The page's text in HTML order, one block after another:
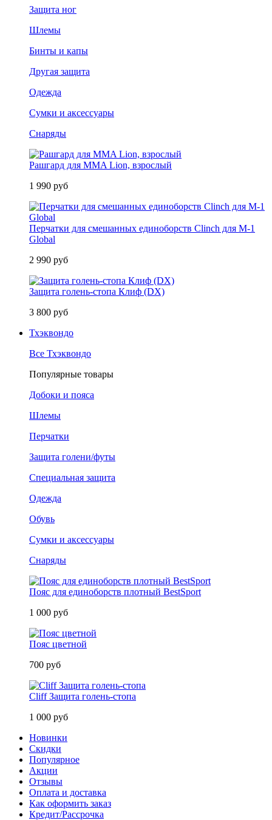
Защита ног
Шлемы
Бинты и капы
Другая защита
Одежда
Сумки и аксессуары
Снаряды
Рашгард для MMA Lion, взрослый
1 990 руб
Перчатки для смешанных единоборств Clinch для M-1
Global
2 990 руб
Защита голень-стопа Клиф (DX)
3 800 руб
Тхэквондо
Все Тхэквондо
Популярные товары
Добоки и пояса
Шлемы
Перчатки
Защита голени/футы
Специальная защита
Одежда
Обувь
Сумки и аксессуары
Снаряды
Пояс для единоборств плотный BestSport
1 000 руб
Пояс цветной
700 руб
Cliff Защита голень-стопа
1 000 руб
Новинки
Скидки
Популярное
Акции
Отзывы
Оплата и доставка
Как оформить заказ
Кредит/Рассрочка